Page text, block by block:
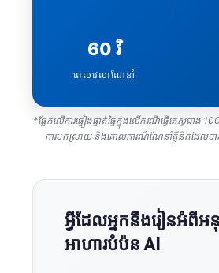
60 វិ
ពេលវេលាណែនាំ
*ផ្អែកលើការផ្ទៀងផ្ទាត់ផ្ទៃក្នុងលើករណីធ្វើតេស្តជា
ការបកស្រាយ និងគោលការណ៍ណែនាំគ្លីនិកដែលបាន
អ្វីដែលអ្នកនឹងរៀនអំពី
អាហារបំប៉ន AI